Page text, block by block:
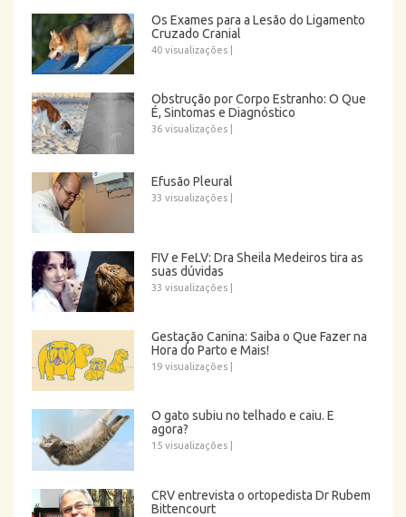
Os Exames para a Lesão do Ligamento
Cruzado Cranial
40 visualizações
Obstrução por Corpo Estranho: O Que
É, Sintomas e Diagnóstico
36 visualizações
Efusão Pleural
33 visualizações
FIV e FeLV: Dra Sheila Medeiros tira as
suas dúvidas
33 visualizações
Gestação Canina: Saiba o Que Fazer na
Hora do Parto e Mais!
19 visualizações
O gato subiu no telhado e caiu. E
agora?
15 visualizações
CRV entrevista o ortopedista Dr Rubem
Bittencourt